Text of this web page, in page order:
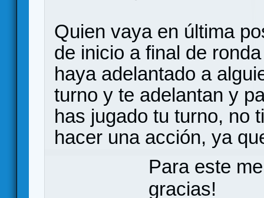
Quien vaya en última
de inicio a final de
haya adelantado a
turno y te adelantan y
has jugado tu turno, no
hacer una acción, ya
Para este
gracias!